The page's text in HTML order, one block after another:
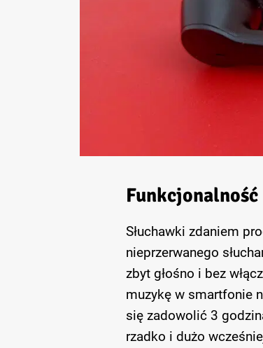
Funkcjonalność
Słuchawki zdaniem
nieprzerwanego
zbyt głośno i bez
muzykę w smartfonie
się zadowolić 3
rzadko i dużo